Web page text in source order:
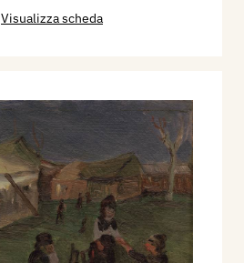
Visualizza scheda